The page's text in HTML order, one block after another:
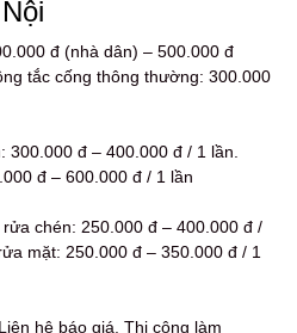
đ (nhà dân) – 500.000 đ
tắc cống thông thường: 300.000
300.000 đ – 400.000 đ / 1 lần.
đ – 600.000 đ / 1 lần
chén: 250.000 đ – 400.000 đ /
mặt: 250.000 đ – 350.000 đ / 1
hệ báo giá. Thi công làm